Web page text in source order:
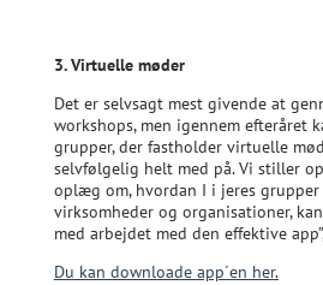
3. Virtuelle møder
Det er selvsagt mest givende at
workshops, men igennem efteråret
grupper, der fastholder virtuelle
selvfølgelig helt med på. Vi stiller
oplæg om, hvordan I i jeres
virksomheder og organisationer,
med arbejdet med den effektive
Du kan downloade app´en her.